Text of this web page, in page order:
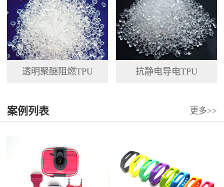
透明聚醚阻燃TPU 抗静电导电TPU
案例列表 更多>>